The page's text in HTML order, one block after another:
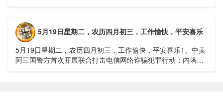
5月19日星期二，农历四月初三，工作愉快，平安喜乐
5月19日星期二，农历四月初三，工作愉快，平安喜乐1、中美
阿三国警方首次开展联合打击电信网络诈骗犯罪行动；内塔尼